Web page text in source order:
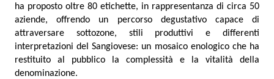
ha proposto oltre 80 etichette, in rappresentanza di circa 50
aziende, offrendo un percorso degustativo capace di
attraversare sottozone, stili produttivi e differenti
interpretazioni del Sangiovese: un mosaico enologico che ha
restituito al pubblico la complessità e la vitalità della
denominazione.